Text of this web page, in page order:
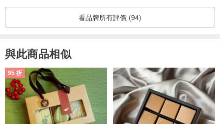
看品牌所有評價 (94)
與此商品相似
95 折